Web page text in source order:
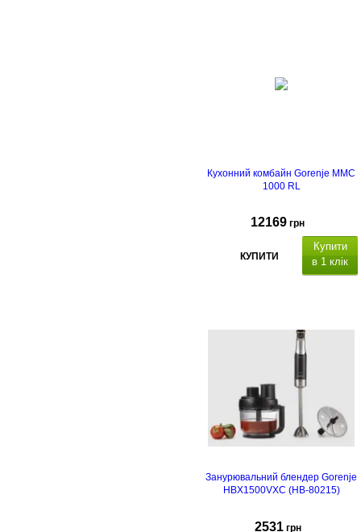
Кухонний комбайн Gorenje MMC
1000 RL
12169 грн
КУПИТИ
Купити
в 1 клік
Занурювальний блендер Gorenje
HBX1500VXC (HB-80215)
2531 грн